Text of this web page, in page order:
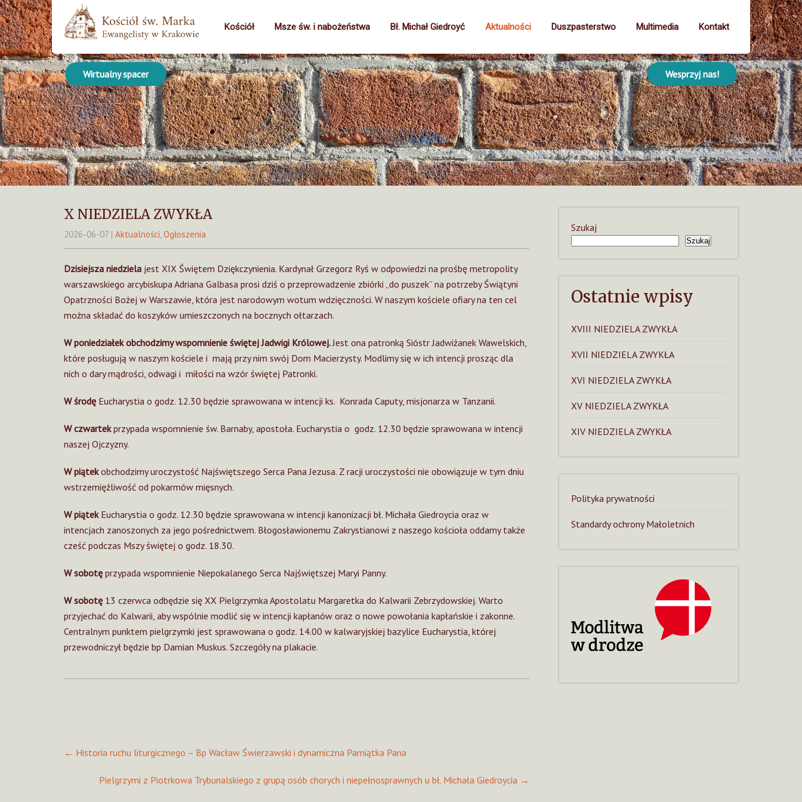
Wirtualny spacer Wesprzyj nas!
Kościół Msze św. i nabożeństwa Bł. Michał Giedroyć Aktualności Duszpasterstwo Multimedia Kontakt
X NIEDZIELA ZWYKŁA
2026-06-07 | Aktualności,Ogłoszenia
Dzisiejsza niedziela jest XIX Świętem Dziękczynienia. Kardynał Grzegorz Ryś w odpowiedzi na prośbę metropolity
warszawskiego arcybiskupa Adriana Galbasa prosi dziś o przeprowadzenie zbiórki „do puszek” na potrzeby Świątyni
Opatrzności Bożej w Warszawie, która jest narodowym wotum wdzięczności. W naszym kościele ofiary na ten cel
można składać do koszyków umieszczonych na bocznych ołtarzach.
W poniedziałek obchodzimy wspomnienie świętej Jadwigi Królowej.Jest ona patronką Sióstr Jadwiżanek Wawelskich,
które posługują w naszym kościele i mają przy nim swój Dom Macierzysty. Modlimy się w ich intencji prosząc dla
nich o dary mądrości, odwagi i miłości na wzór świętej Patronki.
W środę Eucharystia o godz. 12.30 będzie sprawowana w intencji ks. Konrada Caputy, misjonarza w Tanzanii.
W czwartekprzypada wspomnienie św. Barnaby, apostoła. Eucharystia o godz. 12.30 będzie sprawowana w intencji
naszej Ojczyzny.
W piątekobchodzimy uroczystość Najświętszego Serca Pana Jezusa. Z racji uroczystości nie obowiązuje w tym dniu
wstrzemięźliwość od pokarmów mięsnych.
W piątekEucharystia o godz. 12.30 będzie sprawowana w intencji kanonizacji bł. Michała Giedroycia oraz w
intencjach zanoszonych za jego pośrednictwem. Błogosławionemu Zakrystianowi z naszego kościoła oddamy także
cześć podczas Mszy świętej o godz. 18.30.
W sobotę przypada wspomnienie Niepokalanego Serca Najświętszej Maryi Panny.
W sobotę 13 czerwca odbędzie się XX Pielgrzymka Apostolatu Margaretka do Kalwarii Zebrzydowskiej. Warto
przyjechać do Kalwarii, aby wspólnie modlić się w intencji kapłanów oraz o nowe powołania kapłańskie i zakonne.
Centralnym punktem pielgrzymki jest sprawowana o godz. 14.00 w kalwaryjskiej bazylice Eucharystia, której
przewodniczył będzie bp Damian Muskus. Szczegóły na plakacie.
navigation
← Historia ruchu liturgicznego – Bp Wacław Świerzawski i dynamiczna Pamiątka Pana
Pielgrzymi z Piotrkowa Trybunalskiego z grupą osób chorych i niepełnosprawnych u bł. Michała Giedroycia →
Szukaj
Szukaj
Ostatnie wpisy
XVIII NIEDZIELA ZWYKŁA
XVII NIEDZIELA ZWYKŁA
XVI NIEDZIELA ZWYKŁA
XV NIEDZIELA ZWYKŁA
XIV NIEDZIELA ZWYKŁA
Polityka prywatności
Standardy ochrony Małoletnich